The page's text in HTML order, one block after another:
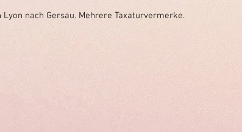
nach Gersau. Mehrere Taxaturvermerke.